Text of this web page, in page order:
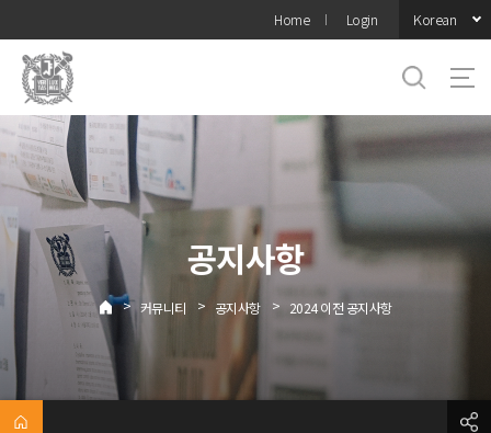
메뉴
Home Login Korean
공지사항
> 커뮤니티 > 공지사항 > 2024 이전 공지사항